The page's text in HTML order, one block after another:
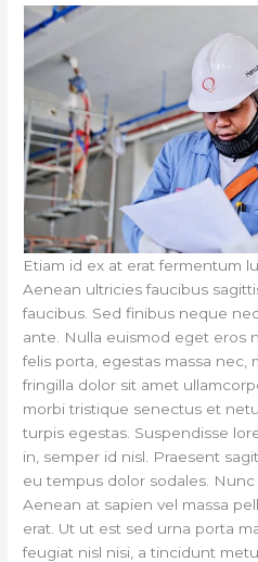
Etiam id ex at erat fermentum
Aenean ultricies faucibus
faucibus. Sed finibus neque
ante. Nulla euismod eget eros
felis porta, egestas massa nec,
fringilla dolor sit amet
morbi tristique senectus et
turpis egestas. Suspendisse
in, semper id nisl. Praesent
eu tempus dolor sodales.
Aenean at sapien vel massa
erat. Ut ut est sed urna porta
feugiat nisl nisi, a tincidunt